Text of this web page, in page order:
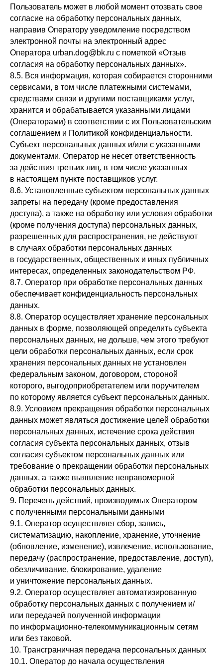
Пользователь может в любой момент отозвать свое
согласие на обработку персональных данных,
направив Оператору уведомление посредством
электронной почты на электронный адрес
Оператора urban.dog@bk.ru с пометкой «Отзыв
согласия на обработку персональных данных».
8.5. Вся информация, которая собирается сторонними
сервисами, в том числе платежными системами,
средствами связи и другими поставщиками услуг,
хранится и обрабатывается указанными лицами
(Операторами) в соответствии с их Пользовательским
соглашением и Политикой конфиденциальности.
Субъект персональных данных и/или с указанными
документами. Оператор не несет ответственность
за действия третьих лиц, в том числе указанных
в настоящем пункте поставщиков услуг.
8.6. Установленные субъектом персональных данных
запреты на передачу (кроме предоставления
доступа), а также на обработку или условия обработки
(кроме получения доступа) персональных данных,
разрешенных для распространения, не действуют
в случаях обработки персональных данных
в государственных, общественных и иных публичных
интересах, определенных законодательством РФ.
8.7. Оператор при обработке персональных данных
обеспечивает конфиденциальность персональных
данных.
8.8. Оператор осуществляет хранение персональных
данных в форме, позволяющей определить субъекта
персональных данных, не дольше, чем этого требуют
цели обработки персональных данных, если срок
хранения персональных данных не установлен
федеральным законом, договором, стороной
которого, выгодоприобретателем или поручителем
по которому является субъект персональных данных.
8.9. Условием прекращения обработки персональных
данных может являться достижение целей обработки
персональных данных, истечение срока действия
согласия субъекта персональных данных, отзыв
согласия субъектом персональных данных или
требование о прекращении обработки персональных
данных, а также выявление неправомерной
обработки персональных данных.
9. Перечень действий, производимых Оператором
с полученными персональными данными
9.1. Оператор осуществляет сбор, запись,
систематизацию, накопление, хранение, уточнение
(обновление, изменение), извлечение, использование,
передачу (распространение, предоставление, доступ),
обезличивание, блокирование, удаление
и уничтожение персональных данных.
9.2. Оператор осуществляет автоматизированную
обработку персональных данных с получением и/
или передачей полученной информации
по информационно-телекоммуникационным сетям
или без таковой.
10. Трансграничная передача персональных данных
10.1. Оператор до начала осуществления